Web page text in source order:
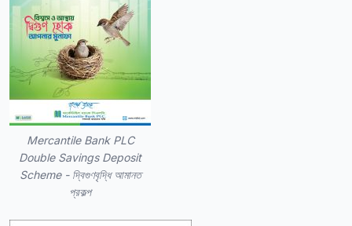
Mercantile Bank PLC
Double Savings Deposit
Scheme - দ্বিগুণবৃদ্ধি আমানত
প্রকল্প